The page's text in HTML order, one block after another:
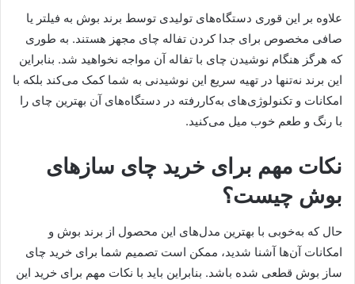
علاوه بر این قوری دستگاه‌های تولیدی توسط برند بوش به فیلتر یا
صافی مخصوص برای جدا کردن تفاله چای مجهز هستند. به طوری
که هرگز هنگام نوشیدن چای با تفاله آن مواجه نخواهید شد. بنابراین
این برند نه‌تنها در تهیه سریع این نوشیدنی به شما کمک می‌کند بلکه با
امکانات و تکنولوژی‌های به‌کاررفته در دستگا‌ه‌های آن بهترین چای را
با رنگ و طعم خوب میل می‌کنید.
نکات مهم برای خرید چای سازهای
بوش چیست؟
حال که به‌خوبی با بهترین مدل‌های این محصول از برند بوش و
امکانات آن‌ها آشنا شدید، ممکن است تصمیم شما برای خرید چای
ساز بوش قطعی شده باشد. بنابراین باید با نکات مهم برای خرید این